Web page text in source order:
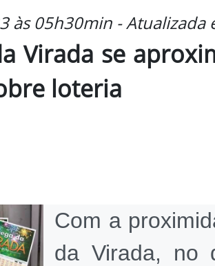
às 05h30min -
Virada se
loteria
Com a
da Virada, no